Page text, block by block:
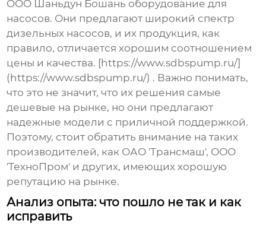
OOO Шаньдун Бошань оборудование для
насосов. Они предлагают широкий спектр
дизельных насосов, и их продукция, как
правило, отличается хорошим соотношением
цены и качества. [https://www.sdbspump.ru/]
(https://www.sdbspump.ru/) . Важно понимать,
что это не значит, что их решения самые
дешевые на рынке, но они предлагают
надежные модели с приличной поддержкой.
Поэтому, стоит обратить внимание на таких
производителей, как ОАО 'Трансмаш', ООО
'ТехноПром' и других, имеющих хорошую
репутацию на рынке.
Анализ опыта: что пошло не так и как
исправить